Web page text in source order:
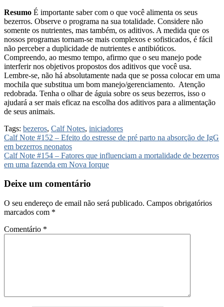
Resumo É importante saber com o que você alimenta os seus
bezerros. Observe o programa na sua totalidade. Considere não
somente os nutrientes, mas também, os aditivos. A medida que os
nossos programas tornam-se mais complexos e sofisticados, é fácil
não perceber a duplicidade de nutrientes e antibióticos.
Compreendo, ao mesmo tempo, afirmo que o seu manejo pode
interferir nos objetivos propostos dos aditivos que você usa.
Lembre-se, não há absolutamente nada que se possa colocar em uma
mochila que substitua um bom manejo/gerenciamento. Atenção
redobrada. Tenha o olhar de águia sobre os seus bezerros, isso o
ajudará a ser mais eficaz na escolha dos aditivos para a alimentação
de seus animais.
Tags: bezeros, Calf Notes, iniciadores
Navegação
de
artigos
Calf Note #152 – Efeito do estresse de pré parto na absorção de IgG
em bezerros neonatos
Calf Note #154 – Fatores que influenciam a mortalidade de bezerros
em uma fazenda em Nova Iorque
Deixe um comentário
O seu endereço de email não será publicado. Campos obrigatórios
marcados com *
Comentário *